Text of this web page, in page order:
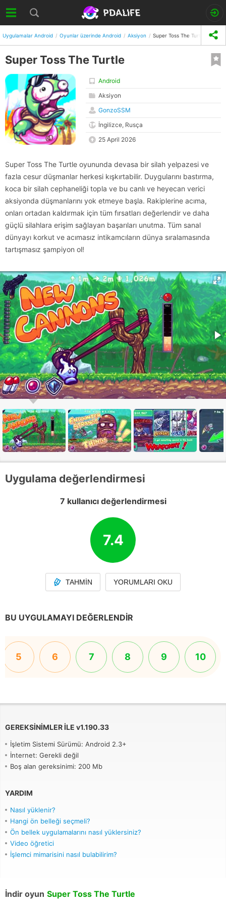
Uygulamalar Android Oyunlar üzerinde Android Aksiyon Super Toss The Turtle
Super Toss The Turtle
Android
Aksiyon
GonzoSSM
İngilizce, Rusça
25 April 2026
Super Toss The Turtle oyununda devasa bir silah yelpazesi ve
fazla cesur düşmanlar herkesi kışkırtabilir. Duygularını bastırma,
koca bir silah cephaneliği topla ve bu canlı ve heyecan verici
aksiyonda düşmanlarını yok etmeye başla. Rakiplerine acıma,
onları ortadan kaldırmak için tüm fırsatları değerlendir ve daha
güçlü silahlara erişim sağlayan başarıları unutma. Tüm sanal
dünyayı korkut ve acımasız intikamcıların dünya sıralamasında
tartışmasız şampiyon ol!
Uygulama değerlendirmesi
7 kullanıcı değerlendirmesi
7.4
TAHMIN YORUMLARI OKU
BU UYGULAMAYI DEĞERLENDIR
5 6 7 8 9 10
GEREKSINIMLER ILE v1.190.33
İşletim Sistemi Sürümü: Android 2.3+
İnternet: Gerekli değil
Boş alan gereksinimi: 200 Mb
YARDIM
Nasıl yüklenir?
Hangi ön belleği seçmeli?
Ön bellek uygulamalarını nasıl yüklersiniz?
Video öğretici
İşlemci mimarisini nasıl bulabilirim?
İndir oyun Super Toss The Turtle